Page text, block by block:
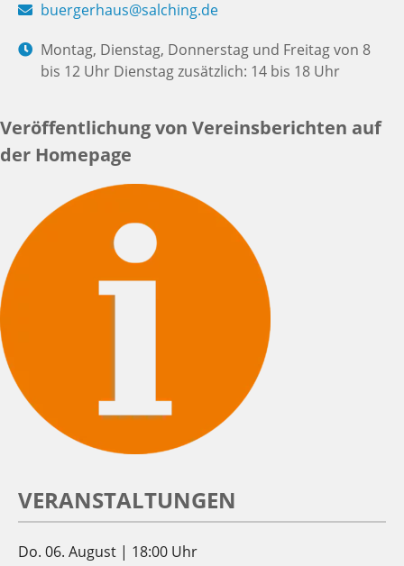
buergerhaus@salching.de
Montag, Dienstag, Donnerstag und Freitag von 8
bis 12 Uhr Dienstag zusätzlich: 14 bis 18 Uhr
Veröffentlichung von Vereinsberichten auf
der Homepage
VERANSTALTUNGEN
Do. 06. August | 18:00 Uhr